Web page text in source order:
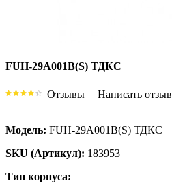
FUH-29A001B(S) ТДКС
Отзывы | Написать отзыв
Модель: FUH-29A001B(S) ТДКС
SKU (Артикул): 183953
Тип корпуса: